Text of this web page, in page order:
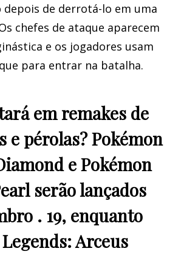
de derrotá-lo em uma
chefes de ataque aparecem
e os jogadores usam
para entrar na batalha.
em remakes de
e pérolas? Pokémon
e Pokémon
serão lançados
. 19, enquanto
Arceus